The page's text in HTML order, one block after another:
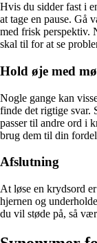
Hvis du sidder fast i
at tage en pause. Gå
med frisk perspektiv.
skal til for at se
Hold øje med
Nogle gange kan
finde det rigtige svar.
passer til andre ord i
brug dem til din
Afslutning
At løse en krydsord
hjernen og
du vil støde på, så